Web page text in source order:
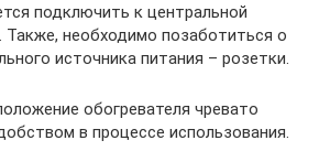
подключить к центральной
Также, необходимо позаботиться о
источника питания – розетки.
обогревателя чревато
в процессе использования.